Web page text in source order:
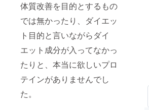
体質改善を目的とするもの
では無かったり、ダイエッ
ト目的と言いながらダイ
エット成分が入ってなかっ
たりと、本当に欲しいプロ
テインがありませんでし
た。